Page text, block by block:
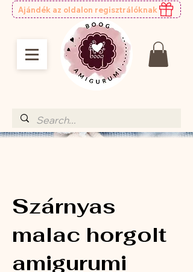
Ajándék az oldalon regisztrálóknak
Szárnyas
malac horgolt
amigurumi